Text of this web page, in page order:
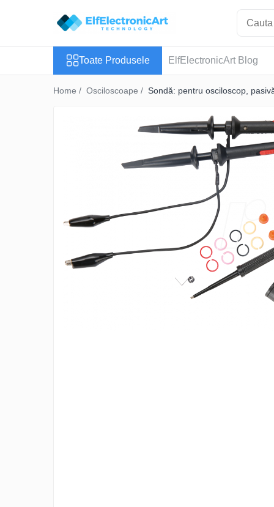
Instrumente de masura si control
Osciloscoape AXIOMET
Toate Produsele ElfElectronicArt Blog
Home / Osciloscoape / Sondă: pentru osciloscop,